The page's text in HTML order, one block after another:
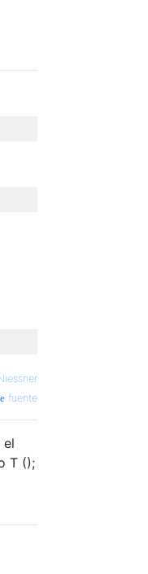
fuente
el
T ();